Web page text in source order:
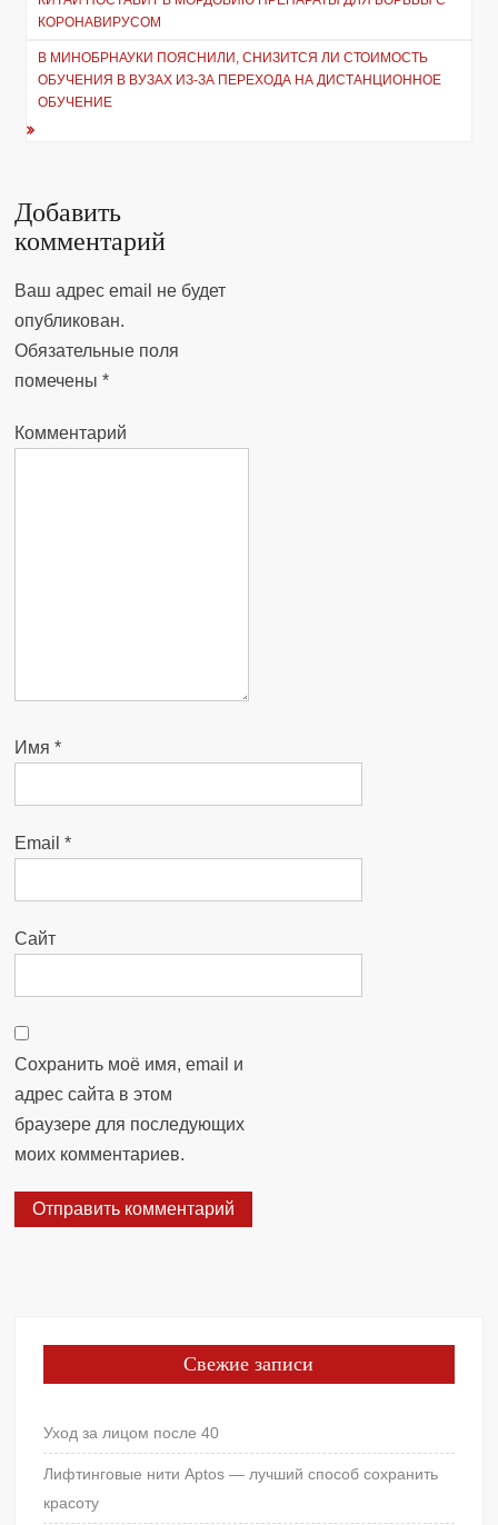
по
записям
КОРОНАВИРУСОМ
В МИНОБРНАУКИ ПОЯСНИЛИ, СНИЗИТСЯ ЛИ СТОИМОСТЬ
ОБУЧЕНИЯ В ВУЗАХ ИЗ-ЗА ПЕРЕХОДА НА ДИСТАНЦИОННОЕ
ОБУЧЕНИЕ
Добавить
комментарий
Ваш адрес email не будет
опубликован.
Обязательные поля
помечены*
Комментарий
Имя*
Email*
Сайт
Сохранить моё имя, email и
адрес сайта в этом
браузере для последующих
моих комментариев.
Свежие записи
Уход за лицом после 40
Лифтинговые нити Aptos — лучший способ сохранить
красоту